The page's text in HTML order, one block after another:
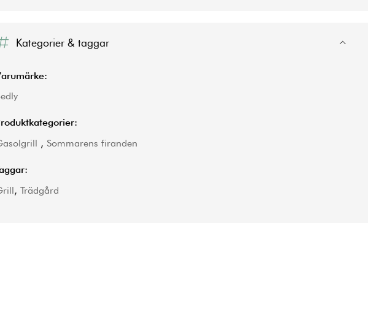
Kategorier & taggar
, Sommarens firanden
, Trädgård